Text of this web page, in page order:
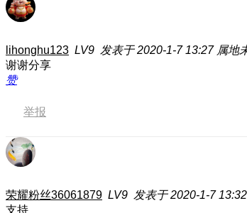
lihonghu123 LV9 发表于 2020-1-7 13:27 属地
谢谢分享
赞
举报
荣耀粉丝36061879 LV9 发表于 2020-1-7 13:32
支持